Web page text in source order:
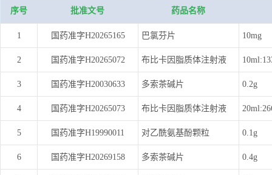
序号 批准文号 药品名称
1 国药准字H20265165 巴氯芬片 10mg
2 国药准字H20265072 布比卡因脂质体注射液
3 国药准字H20030633 多索茶碱片 0.2g
4 国药准字H20265073 布比卡因脂质体注射液
5 国药准字H19990011 对乙酰氨基酚颗粒 0.1g
6 国药准字H20269158 多索茶碱片 0.4g